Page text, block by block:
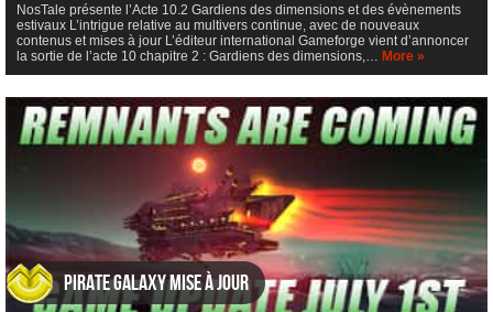
NosTale présente l’Acte 10.2 Gardiens des dimensions et des évènements
estivaux L’intrigue relative au multivers continue, avec de nouveaux
contenus et mises à jour L’éditeur international Gameforge vient d’annoncer
la sortie de l’acte 10 chapitre 2 : Gardiens des dimensions,… More »
Pirate Galaxy Mise à Jour